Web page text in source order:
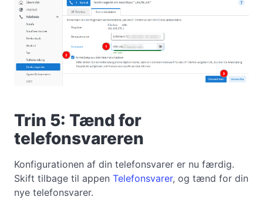
Trin 5: Tænd for
telefonsvareren
Konfigurationen af din telefonsvarer er nu færdig.
Skift tilbage til appen Telefonsvarer, og tænd for din
nye telefonsvarer.